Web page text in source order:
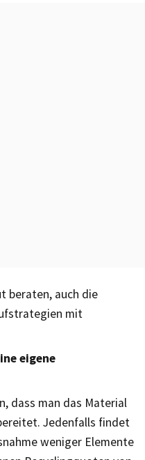
beraten, auch die
mit
eigene
dass man das Material
Jedenfalls findet
weniger Elemente